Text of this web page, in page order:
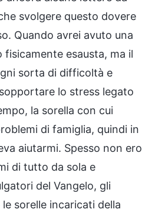
svolgere questo dovere
Quando avrei avuto una
fisicamente esausta, ma il
sorta di difficoltà e
lo stress legato
la sorella con cui
di famiglia, quindi in
aiutarmi. Spesso non ero
di tutto da sola e
del Vangelo, gli
sorelle incaricati della